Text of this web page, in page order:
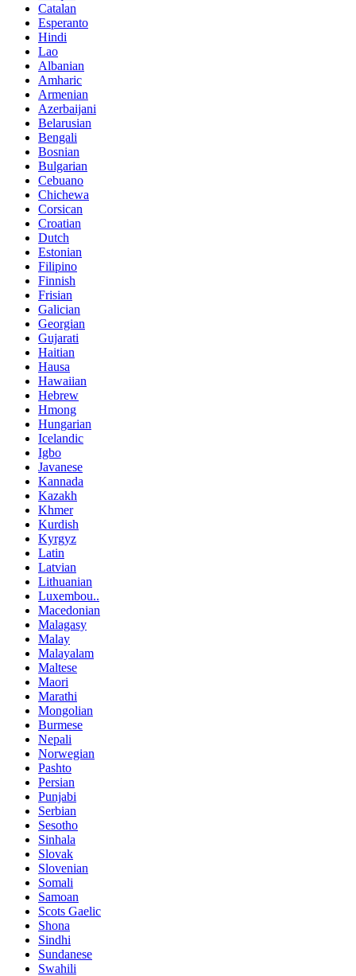
Catalan
Esperanto
Hindi
Lao
Albanian
Amharic
Armenian
Azerbaijani
Belarusian
Bengali
Bosnian
Bulgarian
Cebuano
Chichewa
Corsican
Croatian
Dutch
Estonian
Filipino
Finnish
Frisian
Galician
Georgian
Gujarati
Haitian
Hausa
Hawaiian
Hebrew
Hmong
Hungarian
Icelandic
Igbo
Javanese
Kannada
Kazakh
Khmer
Kurdish
Kyrgyz
Latin
Latvian
Lithuanian
Luxembou..
Macedonian
Malagasy
Malay
Malayalam
Maltese
Maori
Marathi
Mongolian
Burmese
Nepali
Norwegian
Pashto
Persian
Punjabi
Serbian
Sesotho
Sinhala
Slovak
Slovenian
Somali
Samoan
Scots Gaelic
Shona
Sindhi
Sundanese
Swahili